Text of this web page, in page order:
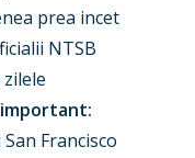
prea incet
NTSB
Francisco